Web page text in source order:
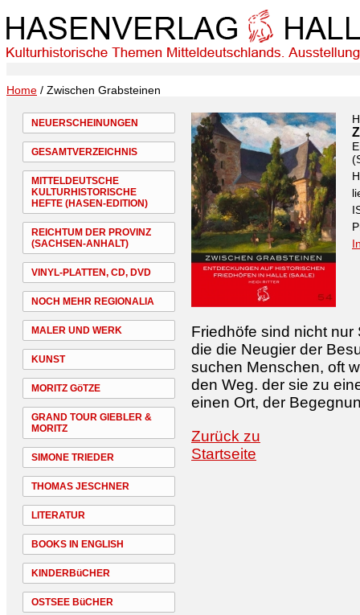
Home / Zwischen Grabsteinen
NEUERSCHEINUNGEN
GESAMTVERZEICHNIS
MITTELDEUTSCHE
KULTURHISTORISCHE
HEFTE (HASEN-EDITION)
REICHTUM DER PROVINZ
(SACHSEN-ANHALT)
VINYL-PLATTEN, CD, DVD
NOCH MEHR REGIONALIA
MALER UND WERK
KUNST
MORITZ GöTZE
GRAND TOUR GIEBLER &
MORITZ
SIMONE TRIEDER
THOMAS JESCHNER
LITERATUR
BOOKS IN ENGLISH
KINDERBüCHER
OSTSEE BüCHER
Friedhöfe sind nicht nur
die die Neugier der
suchen Menschen, oft
den Weg. der sie zu
einen Ort, der
Zurück zu
Startseite